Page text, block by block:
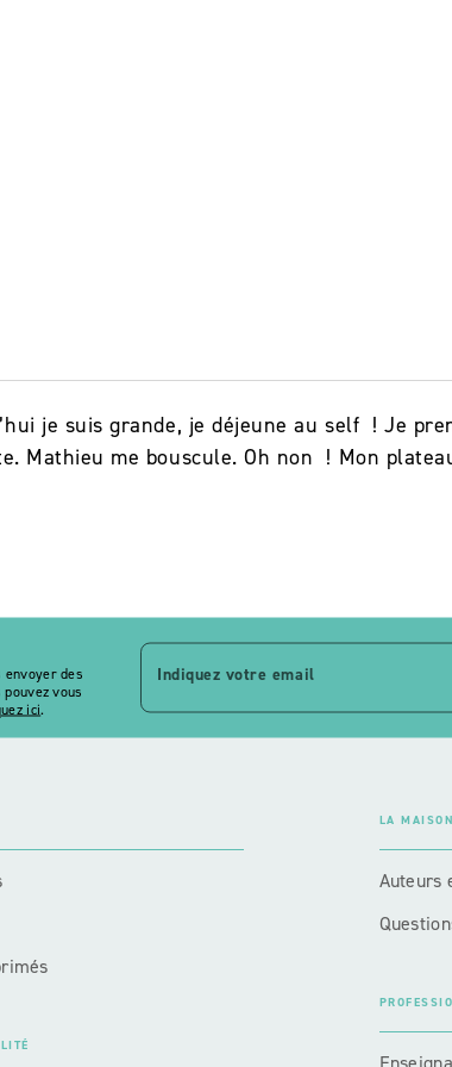
je suis grande, je déjeune au self ! Je
Mathieu me bouscule. Oh non ! Mon
des
vous
ici.
Indiquez votre email
LA MAISON
Auteurs